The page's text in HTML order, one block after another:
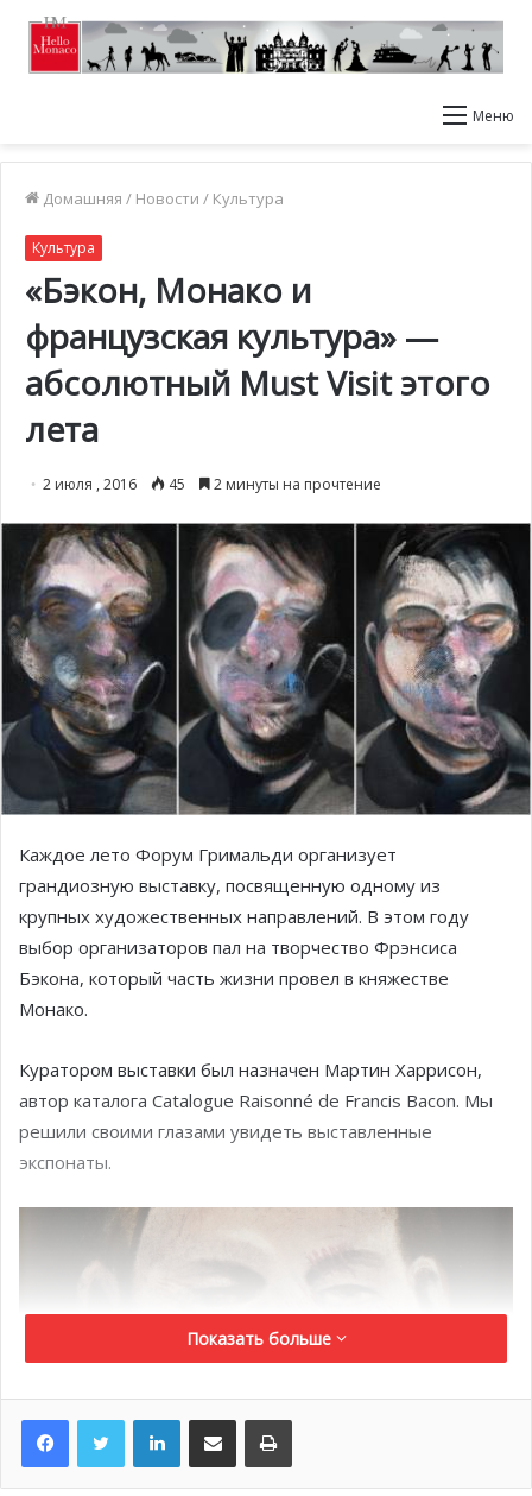
Меню
Домашняя / Новости / Культура
Культура
«Бэкон, Монако и
французская культура» —
абсолютный Must Visit этого
лета
2 июля , 2016 45 2 минуты на прочтение
Каждое лето Форум Гримальди организует
грандиозную выставку, посвященную одному из
крупных художественных направлений. В этом году
выбор организаторов пал на творчество Фрэнсиса
Бэкона, который часть жизни провел в княжестве
Монако.
Куратором выставки был назначен Мартин Харрисон,
автор каталога Catalogue Raisonné de Francis Bacon. Мы
решили своими глазами увидеть выставленные
экспонаты.
Показать больше
LinkedInПоделиться по электронной почте Распечатать